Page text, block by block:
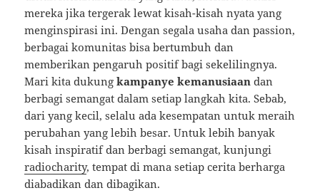
mereka jika tergerak lewat kisah-kisah nyata yang
menginspirasi ini. Dengan segala usaha dan passion,
berbagai komunitas bisa bertumbuh dan
memberikan pengaruh positif bagi sekelilingnya.
Mari kita dukungkampanye kemanusiaan dan
berbagi semangat dalam setiap langkah kita. Sebab,
dari yang kecil, selalu ada kesempatan untuk meraih
perubahan yang lebih besar. Untuk lebih banyak
kisah inspiratif dan berbagi semangat, kunjungi
radiocharity, tempat di mana setiap cerita berharga
diabadikan dan dibagikan.